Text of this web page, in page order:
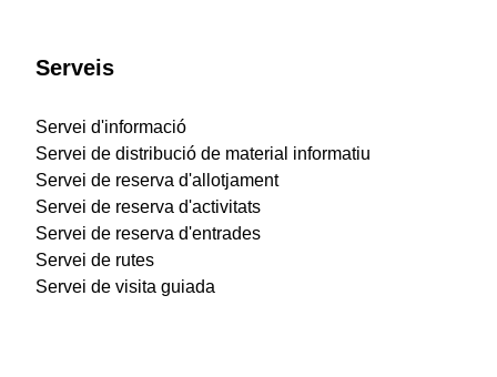
Serveis
Servei d'informació
Servei de distribució de material informatiu
Servei de reserva d'allotjament
Servei de reserva d'activitats
Servei de reserva d'entrades
Servei de rutes
Servei de visita guiada